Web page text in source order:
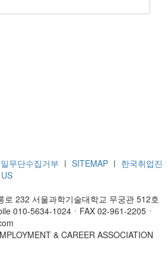
무단수집거부 ㅣ SITEMAP ㅣ 한국취업진
로 232 서울과학기술대학교 무궁관 512호
010-5634-1024ㆍFAX 02-961-2205ㆍ
& CAREER ASSOCIATION